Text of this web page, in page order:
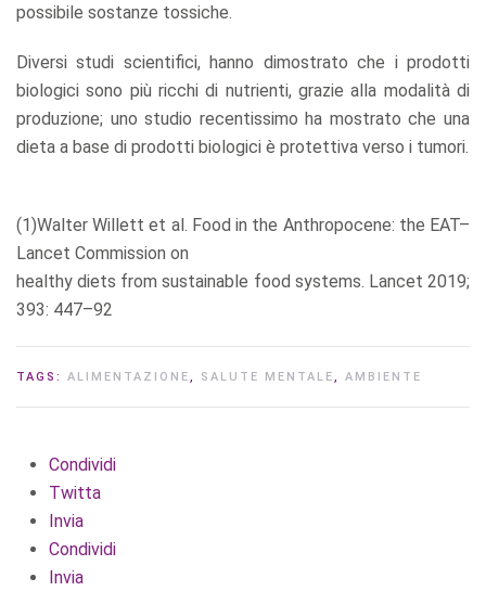
possibile sostanze tossiche.
Diversi studi scientifici, hanno dimostrato che i prodotti
biologici sono più ricchi di nutrienti, grazie alla modalità di
produzione; uno studio recentissimo ha mostrato che una
dieta a base di prodotti biologici è protettiva verso i tumori.
(1)Walter Willett et al. Food in the Anthropocene: the EAT–
Lancet Commission on
healthy diets from sustainable food systems. Lancet 2019;
393: 447–92
TAGS: ALIMENTAZIONE, SALUTE MENTALE, AMBIENTE
Condividi
Twitta
Invia
Condividi
Invia